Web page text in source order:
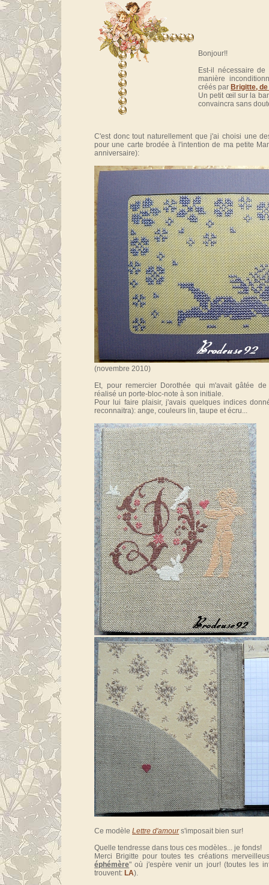
Bonjour!!
Est-il nécessaire
manière
créés par Brigitte,
Un petit œil sur la
convaincra sans
C'est donc tout naturellement que j'ai choisi une
pour une carte brodée à l'intention de ma petite
anniversaire):
(novembre 2010)
Et, pour remercier Dorothée qui m'avait gâtée
réalisé un porte-bloc-note à son initiale.
Pour lui faire plaisir, j'avais quelques indices
reconnaitra): ange, couleurs lin, taupe et écru...
Ce modèleLettre d'amours'imposait bien sur!
Quelle tendresse dans tous ces modèles... je fonds!
Merci Brigitte pour toutes tes créations
éphémère" où j'espère venir un jour! (toutes les
trouvent: LA).